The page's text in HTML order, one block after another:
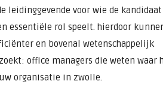
leidinggevende voor wie de
essentiële rol speelt. hierdoor
en bovenal wetenschappelijk
office managers die weten waar
organisatie in zwolle.